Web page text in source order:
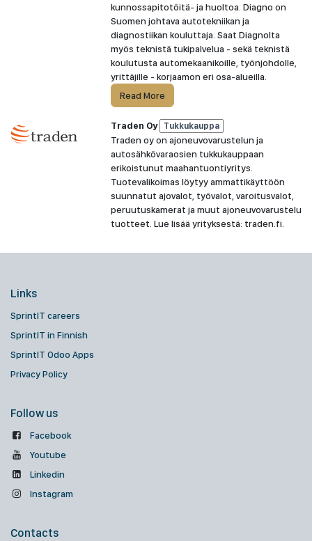
kunnossapitotöitä- ja huoltoa. Diagno on
Suomen johtava autotekniikan ja
diagnostiikan kouluttaja. Saat Diagnolta
myös teknistä tukipalvelua - sekä teknistä
koulutusta automekaanikoille, työnjohdolle,
yrittäjille - korjaamon eri osa-alueilla.
Read More
Traden Oy Tukkukauppa
Traden oy on ajoneuvovarustelun ja
autosähkövaraosien tukkukauppaan
erikoistunut maahantuontiyritys.
Tuotevalikoimas löytyy ammattikäyttöön
suunnatut ajovalot, työvalot, varoitusvalot,
peruutuskamerat ja muut ajoneuvovarustelu
tuotteet. Lue lisää yrityksestä: traden.fi.
Links
SprintIT careers
SprintIT in Finnish
SprintIT Odoo Apps
Privacy Policy
Follow us
Facebook
Youtube
Linkedin
Instagram
Contacts